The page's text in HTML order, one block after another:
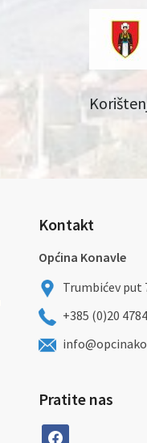
Kontakt
Općina Konavle
Trumbićev put
+385 (0)20
Pratite nas
facebook